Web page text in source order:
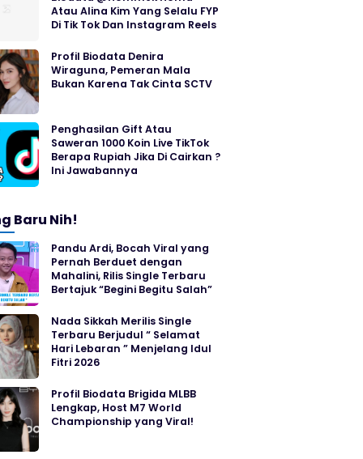
Atau Alina Kim Yang Selalu FYP
Di Tik Tok Dan Instagram Reels
Profil Biodata Denira
Wiraguna, Pemeran Mala
Bukan Karena Tak Cinta SCTV
Penghasilan Gift Atau
Saweran 1000 Koin Live TikTok
Berapa Rupiah Jika Di Cairkan ?
Ini Jawabannya
Baru Nih!
Pandu Ardi, Bocah Viral yang
Pernah Berduet dengan
Mahalini, Rilis Single Terbaru
Bertajuk “Begini Begitu Salah”
Nada Sikkah Merilis Single
Terbaru Berjudul “ Selamat
Hari Lebaran ” Menjelang Idul
Fitri 2026
Profil Biodata Brigida MLBB
Lengkap, Host M7 World
Championship yang Viral!